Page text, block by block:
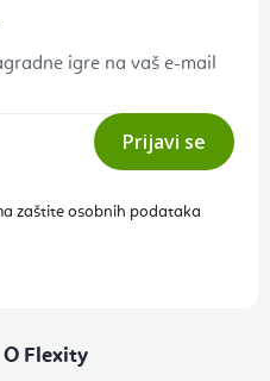
igre na vaš e-mail
Prijavi se
zaštite osobnih podataka
O Flexity